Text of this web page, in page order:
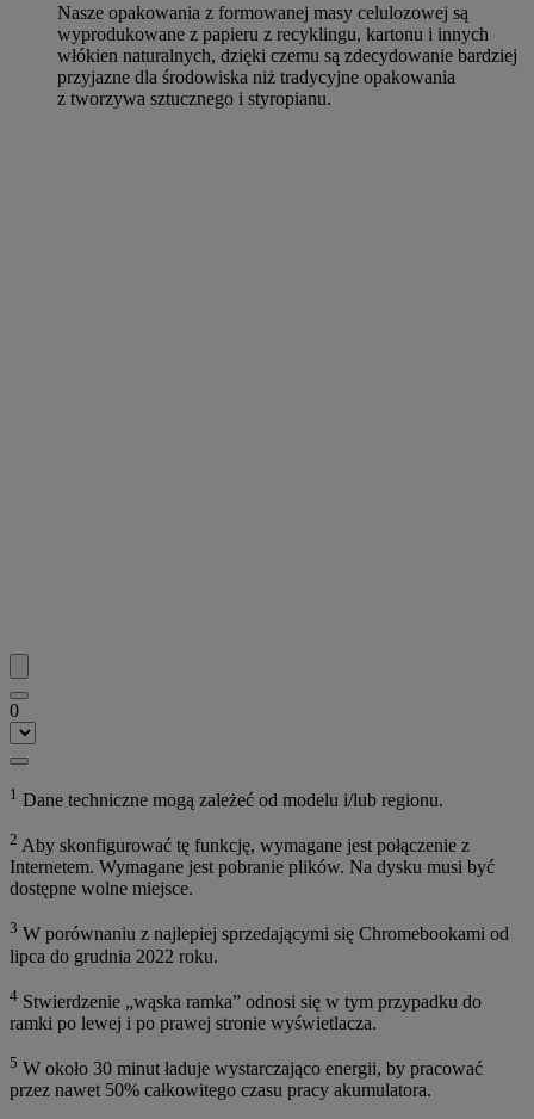
Nasze opakowania z formowanej masy celulozowej są
wyprodukowane z papieru z recyklingu, kartonu i innych
włókien naturalnych, dzięki czemu są zdecydowanie bardziej
przyjazne dla środowiska niż tradycyjne opakowania
z tworzywa sztucznego i styropianu.
0
1 Dane techniczne mogą zależeć od modelu i/lub regionu.
2 Aby skonfigurować tę funkcję, wymagane jest połączenie z
Internetem. Wymagane jest pobranie plików. Na dysku musi być
dostępne wolne miejsce.
3 W porównaniu z najlepiej sprzedającymi się Chromebookami od
lipca do grudnia 2022 roku.
4 Stwierdzenie „wąska ramka” odnosi się w tym przypadku do
ramki po lewej i po prawej stronie wyświetlacza.
5 W około 30 minut ładuje wystarczająco energii, by pracować
przez nawet 50% całkowitego czasu pracy akumulatora.